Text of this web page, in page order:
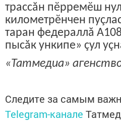
трассăн пӗрремӗш
километрӗнчен
таран федераллă
пысăк ункипе» çул
«Татмедиа»
Следите за самым
Telegram-канале